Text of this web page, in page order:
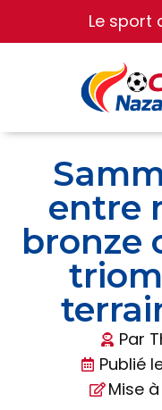
Le sport
entre
bronze
Par
Publié
Mise